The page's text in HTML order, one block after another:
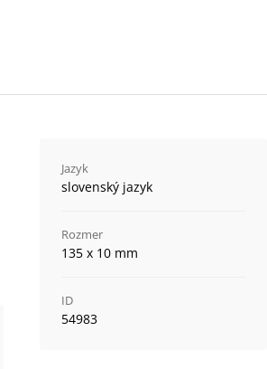
Jazyk
slovenský jazyk
Rozmer
135 x 10 mm
ID
54983